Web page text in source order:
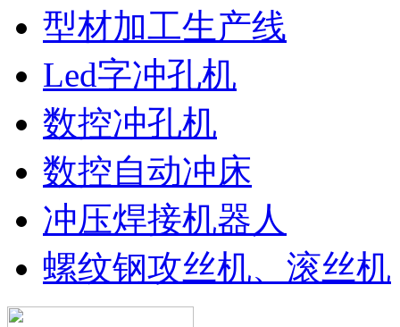
型材加工生产线
Led字冲孔机
数控冲孔机
数控自动冲床
冲压焊接机器人
螺纹钢攻丝机、滚丝机